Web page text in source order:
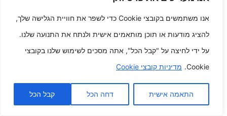
אנו משתמשים בקובצי Cookie כדי לשפר את חוויית הגלישה שלך,
להציג מודעות או תוכן מותאמים אישית ולנתח את התנועה שלנו.
על ידי לחיצה על "קבל הכל", אתה מסכים לשימוש שלנו בקובצי
Cookie. מדיניות קובצי Cookie
התאמה אישית דחה הכל קבל הכל
הקוונטית
של החקר החישובי